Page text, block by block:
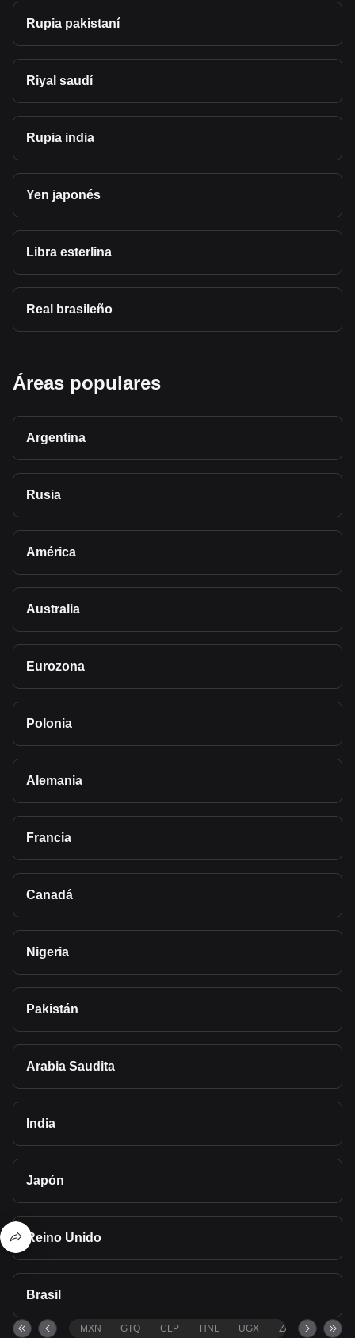
Rupia pakistaní
Riyal saudí
Rupia india
Yen japonés
Libra esterlina
Real brasileño
Áreas populares
Argentina
Rusia
América
Australia
Eurozona
Polonia
Alemania
Francia
Canadá
Nigeria
Pakistán
Arabia Saudita
India
Japón
Reino Unido
Brasil
MXN GTQ CLP HNL UGX ZAR TND